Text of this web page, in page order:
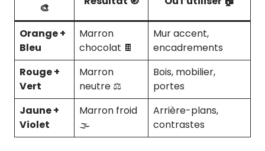
🎨
Orange +
Bleu
Marron
chocolat 🍫
Mur accent,
encadrements
Rouge +
Vert
Marron
neutre ⚖️
Bois, mobilier,
portes
Jaune +
Violet
Marron froid
🌫️
Arrière-plans,
contrastes